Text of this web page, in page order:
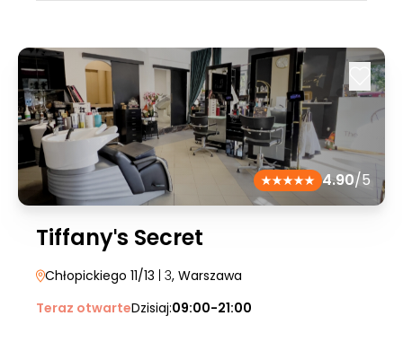
4.90/5
Tiffanyˈs Secret
Chłopickiego 11/13 | 3, Warszawa
Teraz otwarteDzisiaj:09:00-21:00